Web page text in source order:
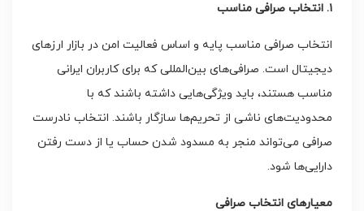
۱. انتخاب صرافی مناسب
انتخاب صرافی مناسب پایه و اساس فعالیت امن در بازار ارزهای
دیجیتال است. صرافی‌های بین‌المللی که برای کاربران ایرانی
مناسب هستند، باید ویژگی‌هایی داشته باشند که با
محدودیت‌های ناشی از تحریم‌ها سازگار باشند. انتخاب نادرست
صرافی می‌تواند منجر به مسدود شدن حساب یا از دست رفتن
دارایی‌ها شود.
معیارهای انتخاب صرافی